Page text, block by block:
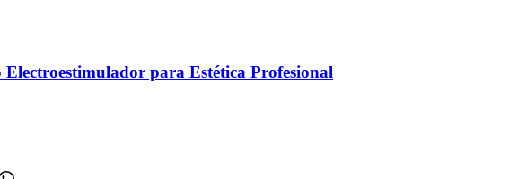
para Estética Profesional